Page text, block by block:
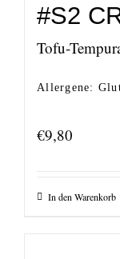
#S2
Tofu-
Allergene:
€9,80
In den Warenkorb